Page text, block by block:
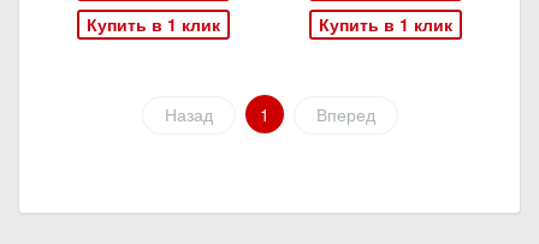
Купить в 1 клик
Купить в 1 клик
Назад 1 Вперед